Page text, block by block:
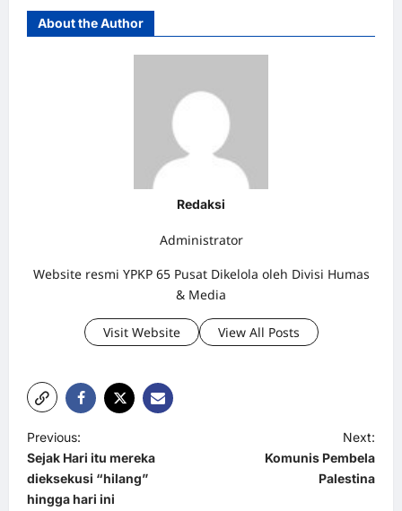
About the Author
Redaksi
Administrator
Website resmi YPKP 65 Pusat Dikelola oleh Divisi Humas
& Media
Visit Website View All Posts
P
o
s
Previous:
Sejak Hari itu mereka
dieksekusi “hilang”
hingga hari ini
Next:
Komunis Pembela
Palestina